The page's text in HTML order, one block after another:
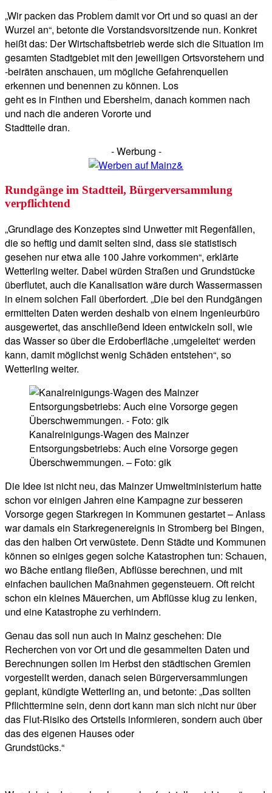
„Wir packen das Problem damit vor Ort und so quasi an der
Wurzel an“, betonte die Vorstandsvorsitzende nun. Konkret
heißt das: Der Wirtschaftsbetrieb werde sich die Situation im
gesamten Stadtgebiet mit den jeweiligen Ortsvorstehern und
-beiräten anschauen, um mögliche Gefahrenquellen
erkennen und benennen zu können. Los
geht es in Finthen und Ebersheim, danach kommen nach
und nach die anderen Vororte und
Stadtteile dran.
- Werbung -
Rundgänge im Stadtteil, Bürgerversammlung
verpflichtend
„Grundlage des Konzeptes sind Unwetter mit Regenfällen,
die so heftig und damit selten sind, dass sie statistisch
gesehen nur etwa alle 100 Jahre vorkommen“, erklärte
Wetterling weiter. Dabei würden Straßen und Grundstücke
überflutet, auch die Kanalisation wäre durch Wassermassen
in einem solchen Fall überfordert. „Die bei den Rundgängen
ermittelten Daten werden deshalb von einem Ingenieurbüro
ausgewertet, das anschließend Ideen entwickeln soll, wie
das Wasser so über die Erdoberfläche ‚umgeleitet‘ werden
kann, damit möglichst wenig Schäden entstehen“, so
Wetterling weiter.
Kanalreinigungs-Wagen des Mainzer
Entsorgungsbetriebs: Auch eine Vorsorge gegen
Überschwemmungen. – Foto: gik
Die Idee ist nicht neu, das Mainzer Umweltministerium hatte
schon vor einigen Jahren eine Kampagne zur besseren
Vorsorge gegen Starkregen in Kommunen gestartet – Anlass
war damals ein Starkregenereignis in Stromberg bei Bingen,
das den halben Ort verwüstete. Denn Städte und Kommunen
können so einiges gegen solche Katastrophen tun: Schauen,
wo Bäche entlang fließen, Abflüsse berechnen, und mit
einfachen baulichen Maßnahmen gegensteuern. Oft reicht
schon ein kleines Mäuerchen, um Abflüsse klug zu lenken,
und eine Katastrophe zu verhindern.
Genau das soll nun auch in Mainz geschehen: Die
Recherchen von vor Ort und die gesammelten Daten und
Berechnungen sollen im Herbst den städtischen Gremien
vorgestellt werden, danach seien Bürgerversammlungen
geplant, kündigte Wetterling an, und betonte: „Das sollten
Pflichttermine sein, denn dort kann man sich nicht nur über
das Flut-Risiko des Ortsteils informieren, sondern auch über
das des eigenen Hauses oder
Grundstücks.“